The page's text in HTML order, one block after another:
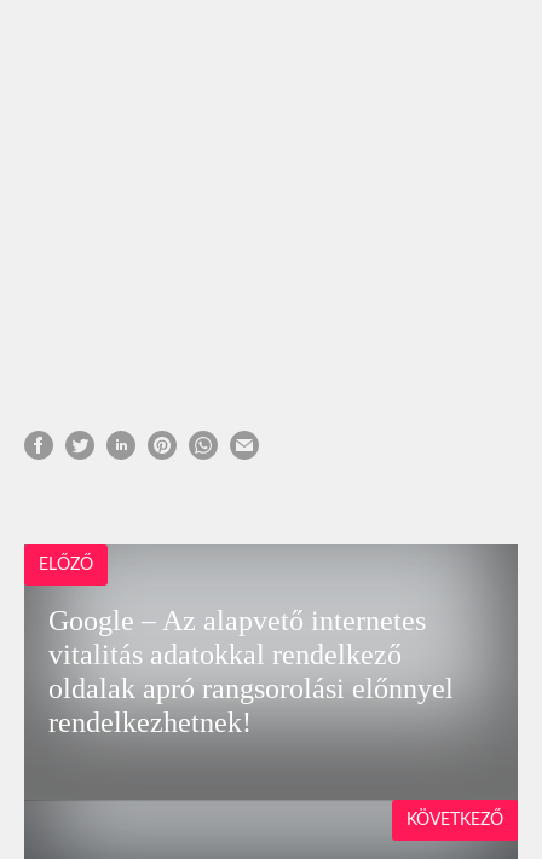
ELŐZŐ
Google – Az alapvető internetes
vitalitás adatokkal rendelkező
oldalak apró rangsorolási előnnyel
rendelkezhetnek!
KÖVETKEZŐ